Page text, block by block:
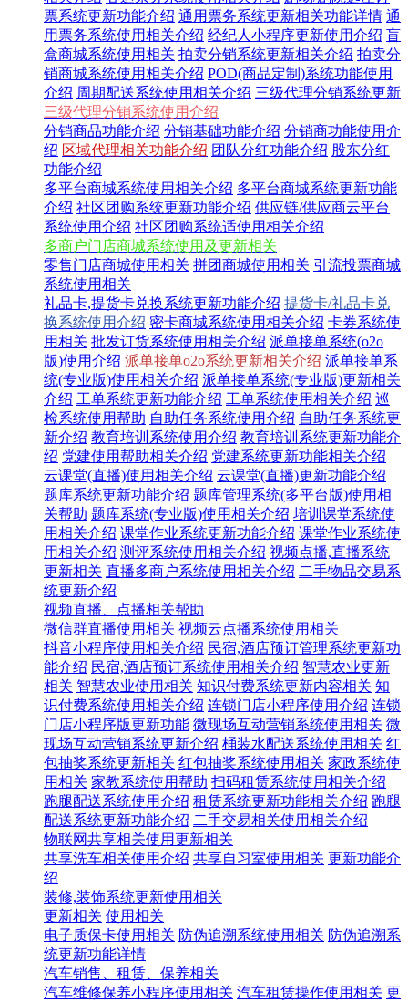
票系统更新功能介绍 通用票务系统更新相关功能详情 通
用票务系统使用相关介绍 经纪人小程序更新使用介绍 盲
盒商城系统使用相关 拍卖分销系统更新相关介绍 拍卖分
销商城系统使用相关介绍 POD(商品定制)系统功能使用
介绍 周期配送系统使用相关介绍 三级代理分销系统更新
三级代理分销系统使用介绍
分销商品功能介绍 分销基础功能介绍 分销商功能使用介
绍 区域代理相关功能介绍 团队分红功能介绍 股东分红
功能介绍
多平台商城系统使用相关介绍 多平台商城系统更新功能
介绍 社区团购系统更新功能介绍 供应链/供应商云平台
系统使用介绍 社区团购系统适使用相关介绍
多商户门店商城系统使用及更新相关
零售门店商城使用相关 拼团商城使用相关 引流投票商城
系统使用相关
礼品卡,提货卡兑换系统更新功能介绍 提货卡/礼品卡兑
换系统使用介绍 密卡商城系统使用相关介绍 卡券系统使
用相关 批发订货系统使用相关介绍 派单接单系统(o2o
版)使用介绍 派单接单o2o系统更新相关介绍 派单接单系
统(专业版)使用相关介绍 派单接单系统(专业版)更新相关
介绍 工单系统更新功能介绍 工单系统使用相关介绍 巡
检系统使用帮助 自助任务系统使用介绍 自助任务系统更
新介绍 教育培训系统使用介绍 教育培训系统更新功能介
绍 党建使用帮助相关介绍 党建系统更新功能相关介绍
云课堂(直播)使用相关介绍 云课堂(直播)更新功能介绍
题库系统更新功能介绍 题库管理系统(多平台版)使用相
关帮助 题库系统(专业版)使用相关介绍 培训课堂系统使
用相关介绍 课堂作业系统更新功能介绍 课堂作业系统使
用相关介绍 测评系统使用相关介绍 视频点播,直播系统
更新相关 直播多商户系统使用相关介绍 二手物品交易系
统更新介绍
视频直播、点播相关帮助
微信群直播使用相关 视频云点播系统使用相关
抖音小程序使用相关介绍 民宿,酒店预订管理系统更新功
能介绍 民宿,酒店预订系统使用相关介绍 智慧农业更新
相关 智慧农业使用相关 知识付费系统更新内容相关 知
识付费系统使用相关介绍 连锁门店小程序使用介绍 连锁
门店小程序版更新功能 微现场互动营销系统使用相关 微
现场互动营销系统更新介绍 桶装水配送系统使用相关 红
包抽奖系统更新相关 红包抽奖系统使用相关 家政系统使
用相关 家教系统使用帮助 扫码租赁系统使用相关介绍
跑腿配送系统使用介绍 租赁系统更新功能相关介绍 跑腿
配送系统更新功能介绍 二手交易相关使用相关介绍
物联网共享相关使用更新相关
共享洗车相关使用介绍 共享自习室使用相关 更新功能介
绍
装修,装饰系统更新使用相关
更新相关 使用相关
电子质保卡使用相关 防伪追溯系统使用相关 防伪追溯系
统更新功能详情
汽车销售、租赁、保养相关
汽车维修保养小程序使用相关 汽车租赁操作使用相关 更